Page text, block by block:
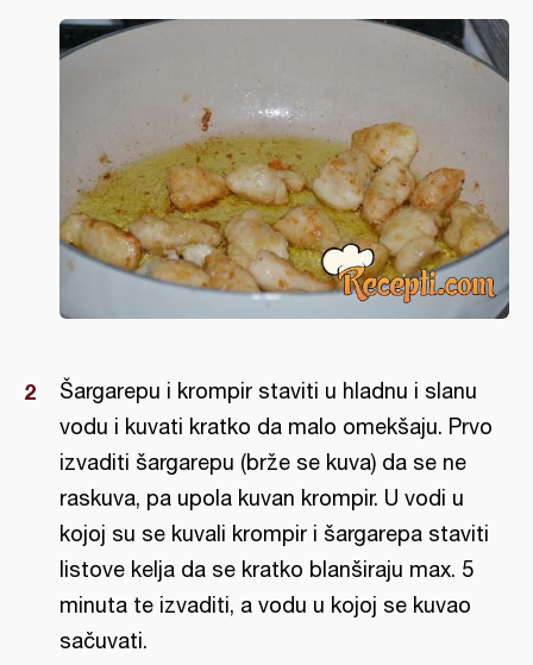
Šargarepu i krompir staviti u hladnu i slanu
vodu i kuvati kratko da malo omekšaju. Prvo
izvaditi šargarepu (brže se kuva) da se ne
raskuva, pa upola kuvan krompir. U vodi u
kojoj su se kuvali krompir i šargarepa staviti
listove kelja da se kratko blanširaju max. 5
minuta te izvaditi, a vodu u kojoj se kuvao
sačuvati.